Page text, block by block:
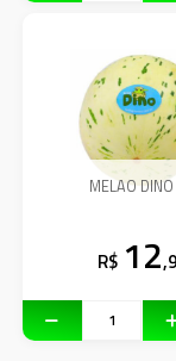
MELAO DINO
R$ 12